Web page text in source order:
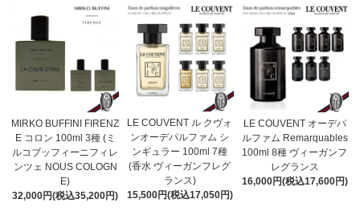
MIRKO BUFFINI FIRENZ
E コロン 100ml 3種 (ミ
ルコブッフィーニフィレ
ンツェ NOUS COLOGN
E)
32,000円(税込35,200円)
LE COUVENT ル クヴォ
ンオーデパルファム シ
ンギュラー 100ml 7種
(香水 ヴィーガンフレグ
ランス)
15,500円(税込17,050円)
LE COUVENT オーデパ
ルファム Remarquables
100ml 8種 ヴィーガンフ
レグランス
16,000円(税込17,600円)